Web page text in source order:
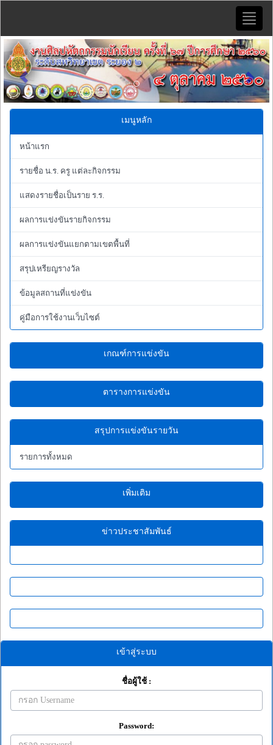
Toggle
Previous Next
เมนูหลัก
หน้าแรก
รายชื่อ น.ร. ครู แต่ละกิจกรรม
แสดงรายชื่อเป็นราย ร.ร.
ผลการแข่งขันรายกิจกรรม
ผลการแข่งขันแยกตามเขตพื้นที่
สรุปเหรียญรางวัล
ข้อมูลสถานที่แข่งขัน
คู่มือการใช้งานเว็บไซต์
เกณฑ์การแข่งขัน
ตารางการแข่งขัน
สรุปการแข่งขันรายวัน
รายการทั้งหมด
เพิ่มเติม
ข่าวประชาสัมพันธ์
เข้าสู่ระบบ
ชื่อผู้ใช้ :
Password: